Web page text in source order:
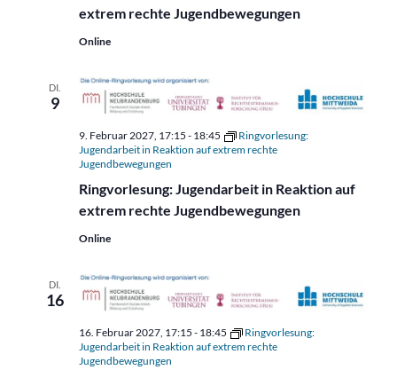
extrem rechte Jugendbewegungen
Online
DI.
9
Ringvorlesung: Jugendarbeit in Reaktion auf
extrem rechte Jugendbewegungen
9. Februar 2027, 17:15 - 18:45
Ringvorlesung:
Jugendarbeit in Reaktion auf extrem rechte
Jugendbewegungen
Online
DI.
16
16. Februar 2027, 17:15 - 18:45
Ringvorlesung:
Jugendarbeit in Reaktion auf extrem rechte
Jugendbewegungen